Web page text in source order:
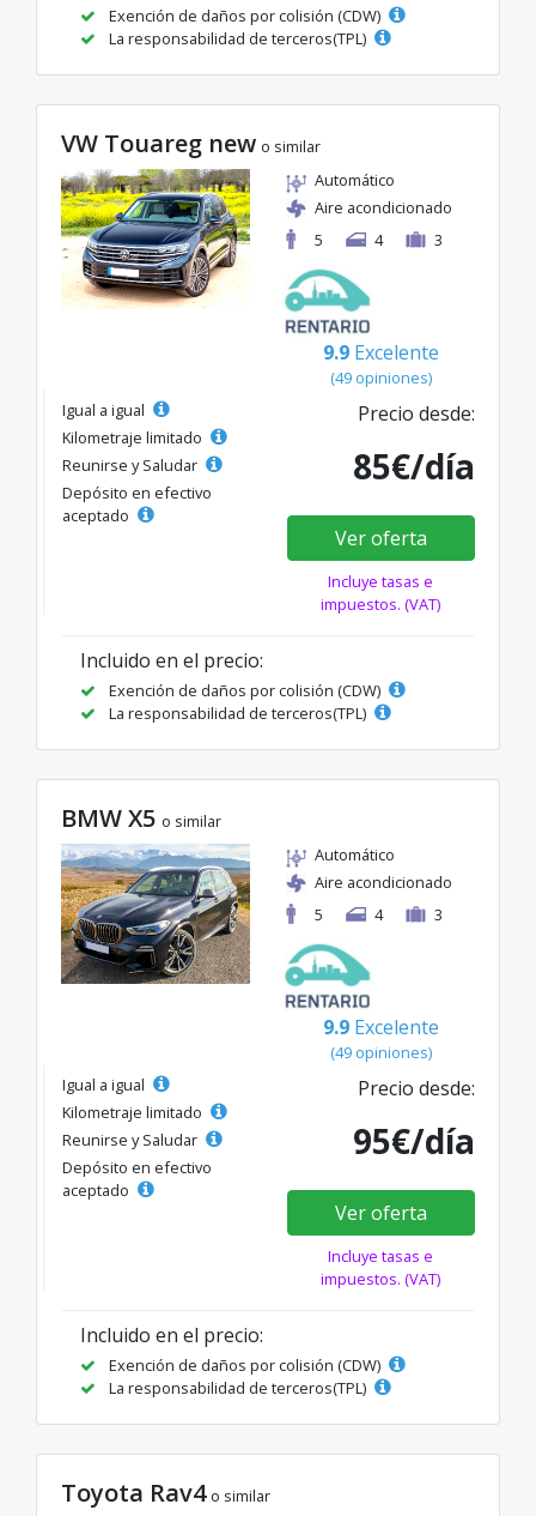
Exención de daños por colisión (CDW)
La responsabilidad de terceros(TPL)
VW Touareg new o similar
Automático
Aire acondicionado
5
4 3
9.9 Excelente
(49 opiniones)
Igual a igual
Kilometraje limitado
Reunirse y Saludar
Depósito en efectivo
aceptado
Precio desde:
85€/día
Ver oferta
Incluye tasas e
impuestos. (VAT)
Incluido en el precio:
Exención de daños por colisión (CDW)
La responsabilidad de terceros(TPL)
BMW X5 o similar
Automático
Aire acondicionado
5
4 3
9.9 Excelente
(49 opiniones)
Igual a igual
Kilometraje limitado
Reunirse y Saludar
Depósito en efectivo
aceptado
Precio desde:
95€/día
Ver oferta
Incluye tasas e
impuestos. (VAT)
Incluido en el precio:
Exención de daños por colisión (CDW)
La responsabilidad de terceros(TPL)
Toyota Rav4 o similar